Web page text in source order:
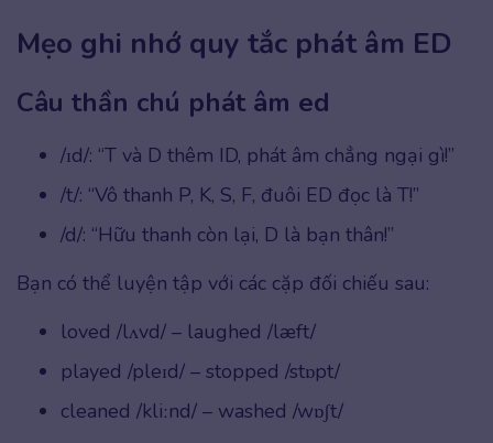
Mẹo ghi nhớ quy tắc phát âm ED
Câu thần chú phát âm ed
/ɪd/: “T và D thêm ID, phát âm chẳng ngại gì!”
/t/: “Vô thanh P, K, S, F, đuôi ED đọc là T!”
/d/: “Hữu thanh còn lại, D là bạn thân!”
Bạn có thể luyện tập với các cặp đối chiếu sau:
loved /lʌvd/ – laughed /læft/
played /pleɪd/ – stopped /stɒpt/
cleaned /kliːnd/ – washed /wɒʃt/